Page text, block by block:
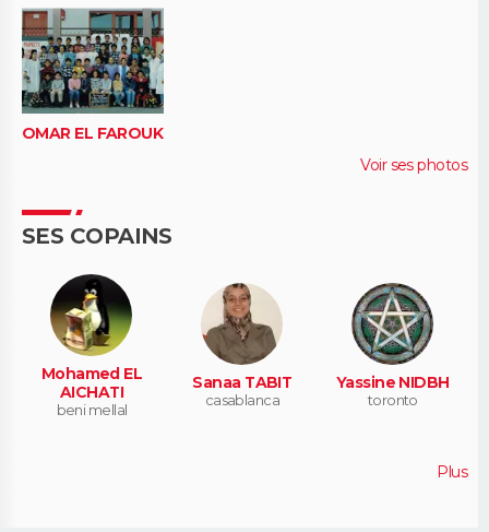
OMAR EL FAROUK
Voir ses photos
SES COPAINS
Mohamed EL
AICHATI
beni mellal
Sanaa TABIT
casablanca
Yassine NIDBH
toronto
Plus